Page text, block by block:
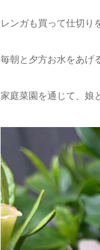
レンガも買って仕切り
毎朝と夕方お水をあげ
家庭菜園を通じて、娘